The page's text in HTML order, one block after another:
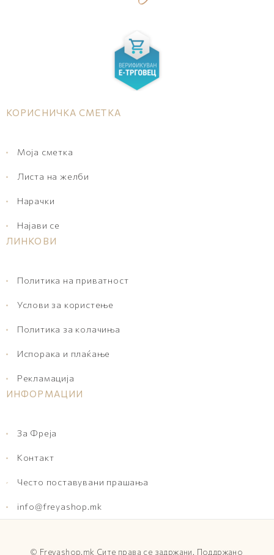
КОРИСНИЧКА СМЕТКА
Моја сметка
Листа на желби
Нарачки
Најави се
ЛИНКОВИ
Политика на приватност
Услови за користење
Политика за колачиња
Испорака и плаќање
Рекламација
ИНФОРМАЦИИ
За Фреја
Контакт
Често поставувани прашања
info@freyashop.mk
© Freyashop.mk Сите права се задржани. Поддржано